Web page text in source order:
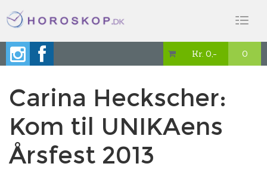
 Kr. 0,- 0
Carina Heckscher:
Kom til UNIKAens
Årsfest 2013